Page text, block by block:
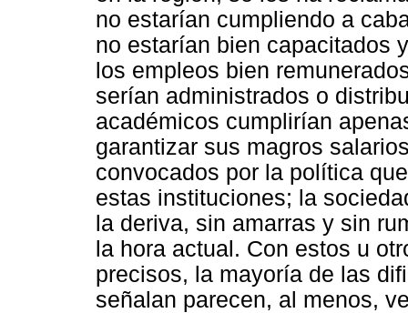
no estarían cumpliendo a
no estarían bien capacitados
los empleos bien
serían administrados o
académicos cumplirían
garantizar sus magros
convocados por la política
estas instituciones; la
la deriva, sin amarras y sin
la hora actual. Con estos u
precisos, la mayoría de las
señalan parecen, al menos,